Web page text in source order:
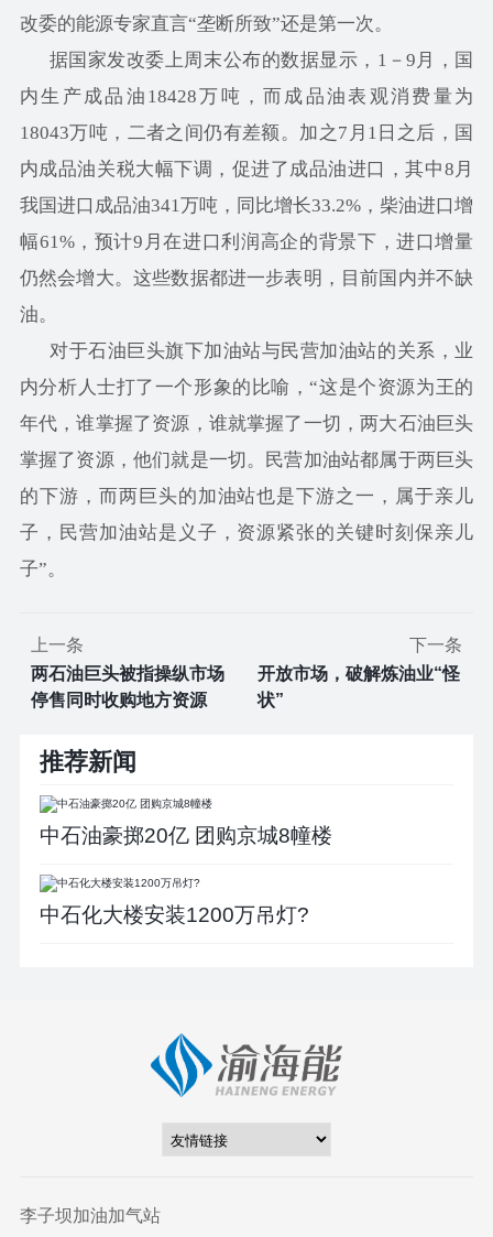
改委的能源专家直言“垄断所致”还是第一次。
据国家发改委上周末公布的数据显示，1－9月，国
内生产成品油18428万吨，而成品油表观消费量为
18043万吨，二者之间仍有差额。加之7月1日之后，国
内成品油关税大幅下调，促进了成品油进口，其中8月
我国进口成品油341万吨，同比增长33.2%，柴油进口增
幅61%，预计9月在进口利润高企的背景下，进口增量
仍然会增大。这些数据都进一步表明，目前国内并不缺
油。
对于石油巨头旗下加油站与民营加油站的关系，业
内分析人士打了一个形象的比喻，“这是个资源为王的
年代，谁掌握了资源，谁就掌握了一切，两大石油巨头
掌握了资源，他们就是一切。民营加油站都属于两巨头
的下游，而两巨头的加油站也是下游之一，属于亲儿
子，民营加油站是义子，资源紧张的关键时刻保亲儿
子”。
上一条
两石油巨头被指操纵市场
停售同时收购地方资源
下一条
开放市场，破解炼油业“怪
状”
推荐新闻
中石油豪掷20亿 团购京城8幢楼
中石化大楼安装1200万吊灯?
李子坝加油加气站